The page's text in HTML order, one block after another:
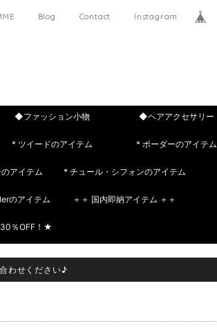
Blog Contact Instagram
◆ファッション小物 ◆ヘアアクセサリー
* ツイードのアイテム * ボーダーのアイテム
アイテム * チュール・シフォンのアイテム
のアイテム ＋＋ 国内即納アイテム ＋＋
％OFF！★
わせください♪